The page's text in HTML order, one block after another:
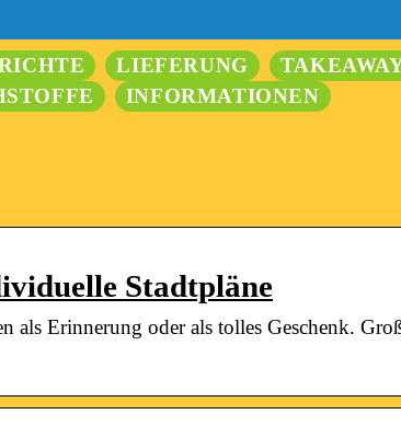
LIEFERUNG
INFORMATIONEN
Stadtpläne
als Erinnerung oder als tolles Geschenk.